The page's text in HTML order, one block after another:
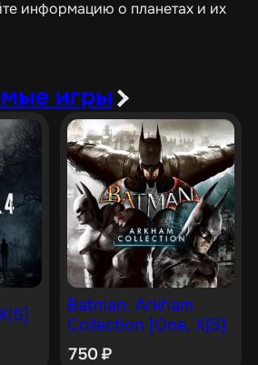
информацию о планетах и их
игры
Batman: Arkham
Collection [One, X|S]
750₽